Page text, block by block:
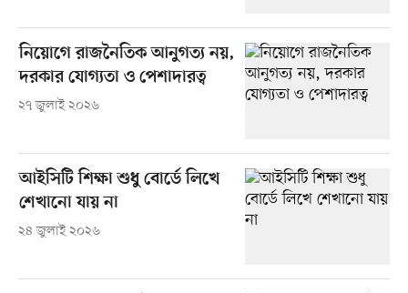
নিয়োগে রাজনৈতিক আনুগত্য নয়,
দরকার যোগ্যতা ও পেশাদারত্ব
২৭ জুলাই ২০২৬
আইসিটি শিক্ষা শুধু বোর্ডে লিখে
শেখানো যায় না
২৪ জুলাই ২০২৬